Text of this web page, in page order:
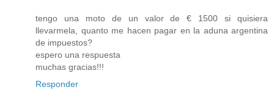
tengo una moto de un valor de € 1500 si quisiera
llevarmela, quanto me hacen pagar en la aduna argentina
de impuestos?
espero una respuesta
muchas gracias!!!
Responder